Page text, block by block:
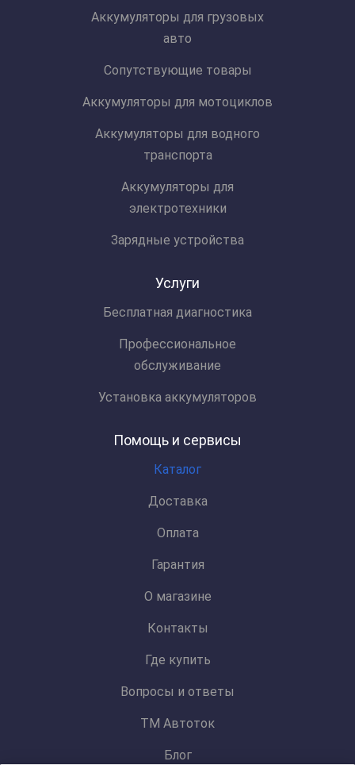
Аккумуляторы для грузовых
авто
Сопутствующие товары
Аккумуляторы для мотоциклов
Аккумуляторы для водного
транспорта
Аккумуляторы для
электротехники
Зарядные устройства
Услуги
Бесплатная диагностика
Профессиональное
обслуживание
Установка аккумуляторов
Помощь и сервисы
Каталог
Доставка
Оплата
Гарантия
О магазине
Контакты
Где купить
Вопросы и ответы
ТМ Автоток
Блог